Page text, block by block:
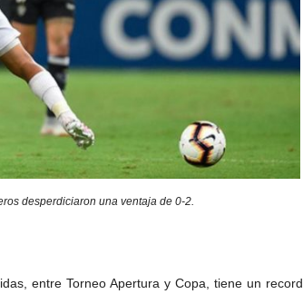
desperdiciaron una ventaja de 0-2.
entre Torneo Apertura y Copa, tiene un record